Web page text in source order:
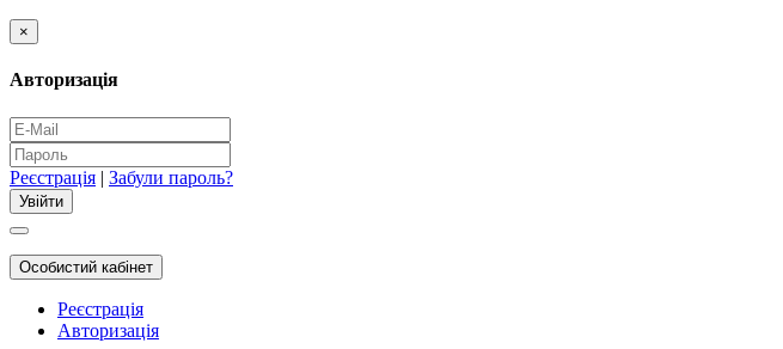
×
Авторизація
Реєстрація | Забули пароль?
Особистий кабінет
Реєстрація
Авторизація